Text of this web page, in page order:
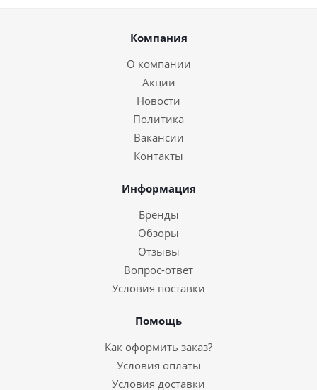
Компания
О компании
Акции
Новости
Политика
Вакансии
Контакты
Информация
Бренды
Обзоры
Отзывы
Вопрос-ответ
Условия поставки
Помощь
Как оформить заказ?
Условия оплаты
Условия доставки